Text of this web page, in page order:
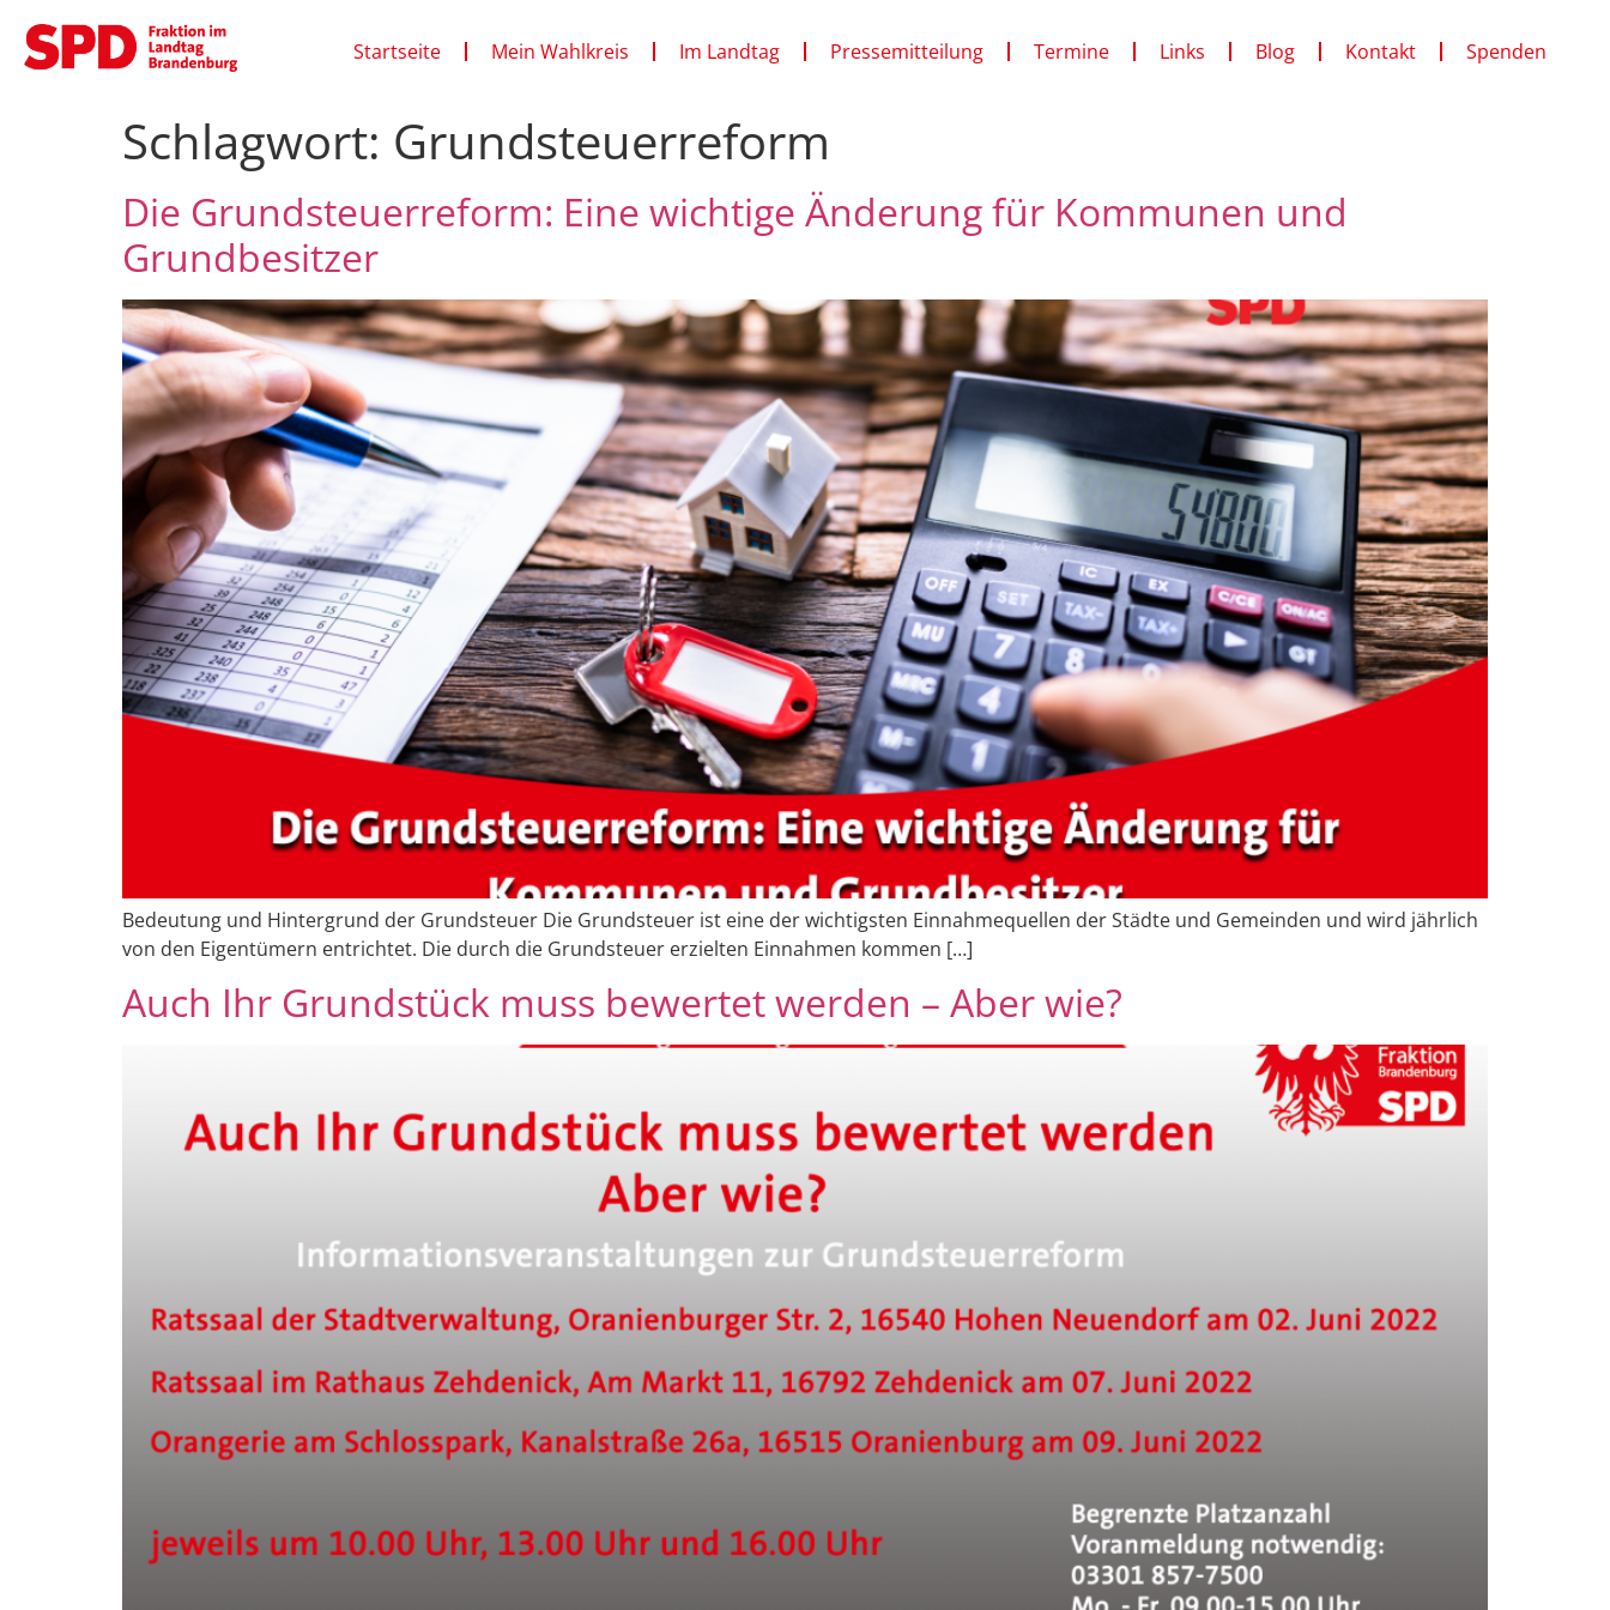
Startseite Mein Wahlkreis Im Landtag Pressemitteilung Termine Links Blog Kontakt Spenden
Schlagwort: Grundsteuerreform
Die Grundsteuerreform: Eine wichtige Änderung für Kommunen und
Grundbesitzer
Bedeutung und Hintergrund der Grundsteuer Die Grundsteuer ist eine der wichtigsten Einnahmequellen der Städte und Gemeinden und wird jährlich
von den Eigentümern entrichtet. Die durch die Grundsteuer erzielten Einnahmen kommen […]
Auch Ihr Grundstück muss bewertet werden – Aber wie?